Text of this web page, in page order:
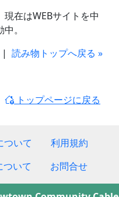
在はWEBサイトを中
。
| 読み物トップへ戻る »
トップページに戻る
ついて
利用規約
いて
お問合せ